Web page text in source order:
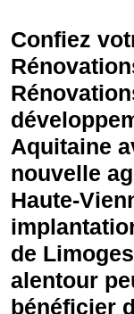
Confiez
Aquitaine
nouvelle
Haute-
de
alentour
bénéficier